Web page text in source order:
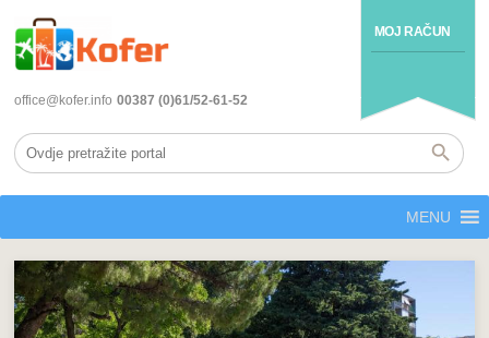
MOJ RAČUN
office@kofer.info 00387 (0)61/52-61-52
MENU